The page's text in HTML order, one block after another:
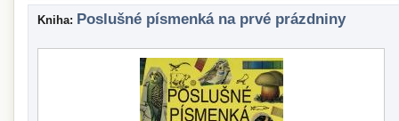
Kniha: Poslušné písmenká na prvé prázdniny